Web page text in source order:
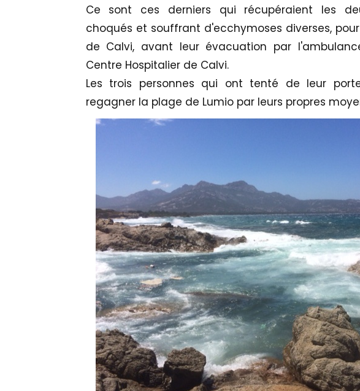
Ce sont ces derniers qui récupéraient les
choqués et souffrant d'ecchymoses diverses,
de Calvi, avant leur évacuation par
Centre Hospitalier de Calvi.
Les trois personnes qui ont tenté de leur
regagner la plage de Lumio par leurs propres